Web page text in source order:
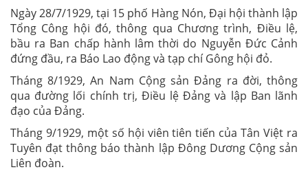
Ngày 28/7/1929, tại 15 phố Hàng Nón, Đại hội thành lập
Tổng Công hội đó, thông qua Chương trình, Điều lệ,
bầu ra Ban chấp hành lâm thời do Nguyễn Đức Cảnh
đứng đầu, ra Báo Lao động và tạp chí Gông hội đỏ.
Tháng 8/1929, An Nam Cộng sản Đảng ra đời, thông
qua đường lối chính trị, Điều lệ Đảng và lập Ban lãnh
đạo của Đảng.
Tháng 9/1929, một số hội viên tiên tiến của Tân Việt ra
Tuyên đạt thông báo thành lập Đông Dương Cộng sản
Liên đoàn.